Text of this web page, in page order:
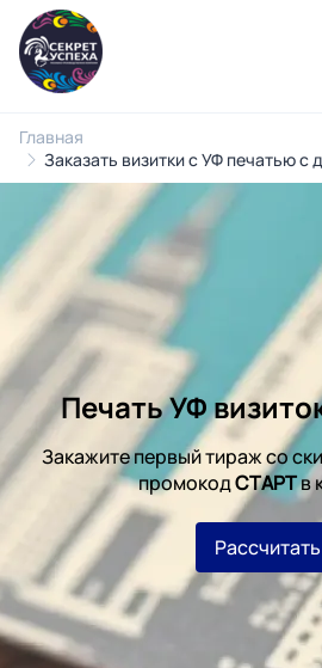
Главная
Заказать визитки с УФ печатью с
Печать УФ
Закажите первый тираж со
промокодСТАРТв
Рассчитать